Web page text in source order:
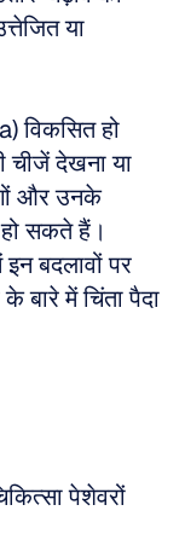
या
विकसित हो
चीजें देखना या
और उनके
सकते हैं।
इन बदलावों पर
बारे में चिंता पैदा
पेशेवरों